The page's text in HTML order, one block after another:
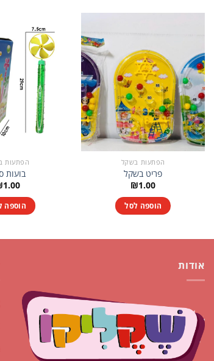
הפתעות בשקל
פריט בשקל
₪1.00
הוספה לסל
הפתעות
בועות
1.00
הוספה
אודות